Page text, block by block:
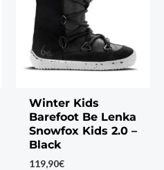
Winter Kids
Barefoot Be Lenka
Snowfox Kids 2.0 –
Black
119,90€